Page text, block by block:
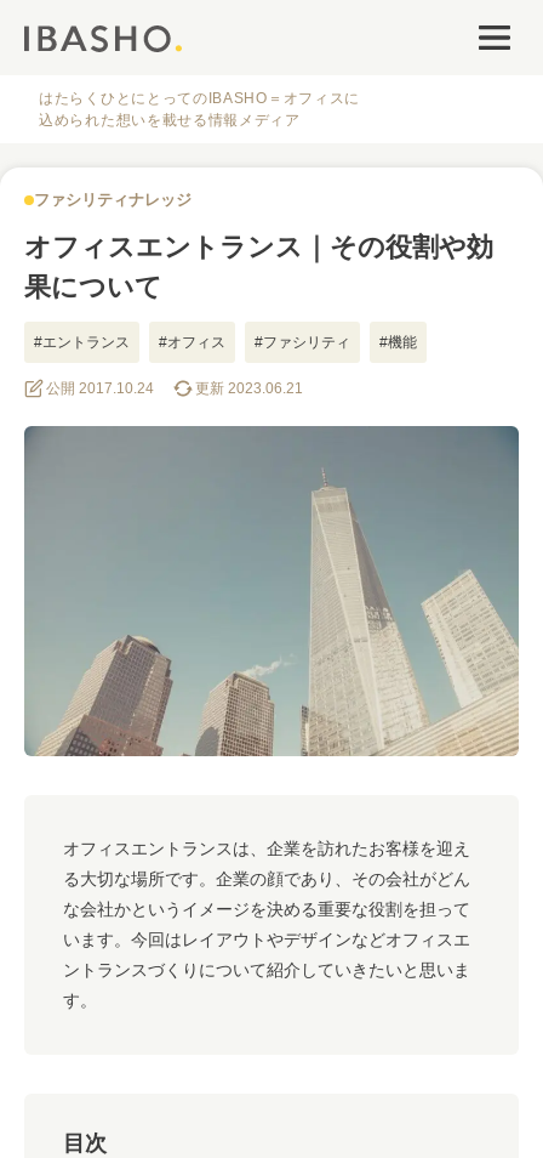
ファシリティナレッジ
人気のタグ
#ファシリティ
#オフィス移転
#おしゃれオフィス
#コミュニケーション
#フリーアドレス
はたらくひとにとってのIBASHO＝オフィスに
込められた想いを載せる情報メディア
ファシリティナレッジ
オフィスエントランス｜その役割や効
果について
#エントランス #オフィス #ファシリティ #機能
公開 2017.10.24 更新 2023.06.21
オフィスエントランスは、企業を訪れたお客様を迎え
る大切な場所です。企業の顔であり、その会社がどん
な会社かというイメージを決める重要な役割を担って
います。今回はレイアウトやデザインなどオフィスエ
ントランスづくりについて紹介していきたいと思いま
す。
目次